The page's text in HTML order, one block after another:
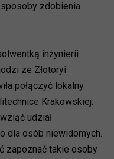
zdobienia
inżynierii
ze Złotoryi
połączyć lokalny
Krakowskiej:
udział
dla osób niewidomych.
zapoznać takie osoby